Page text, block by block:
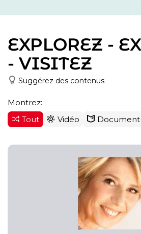
EXPLOREZ -
- VISITEZ
Suggérez des contenus
Montrez:
Tout
Vidéo Document